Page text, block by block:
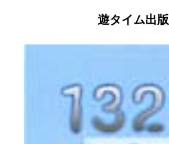
遊タイム出版